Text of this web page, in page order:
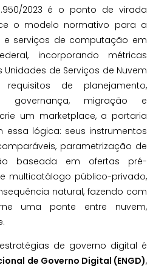
2023 é o ponto de virada
o modelo normativo para a
serviços de computação em
incorporando métricas
de Serviços de Nuvem
de planejamento,
governança, migração e
um marketplace, a portaria
lógica: seus instrumentos
parametrização de
baseada em ofertas pré-
multicatálogo público-privado,
natural, fazendo com
uma ponte entre nuvem,
de governo digital é
de Governo Digital (ENGD),